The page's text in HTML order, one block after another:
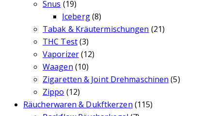
Snus (19)
Iceberg(8)
Tabak & Kräutermischungen (21)
THC Test(3)
Vaporizer(12)
Waagen (10)
Zigaretten & Joint Drehmaschinen (5)
Zippo (12)
Räucherwaren & Dukftkerzen (115)